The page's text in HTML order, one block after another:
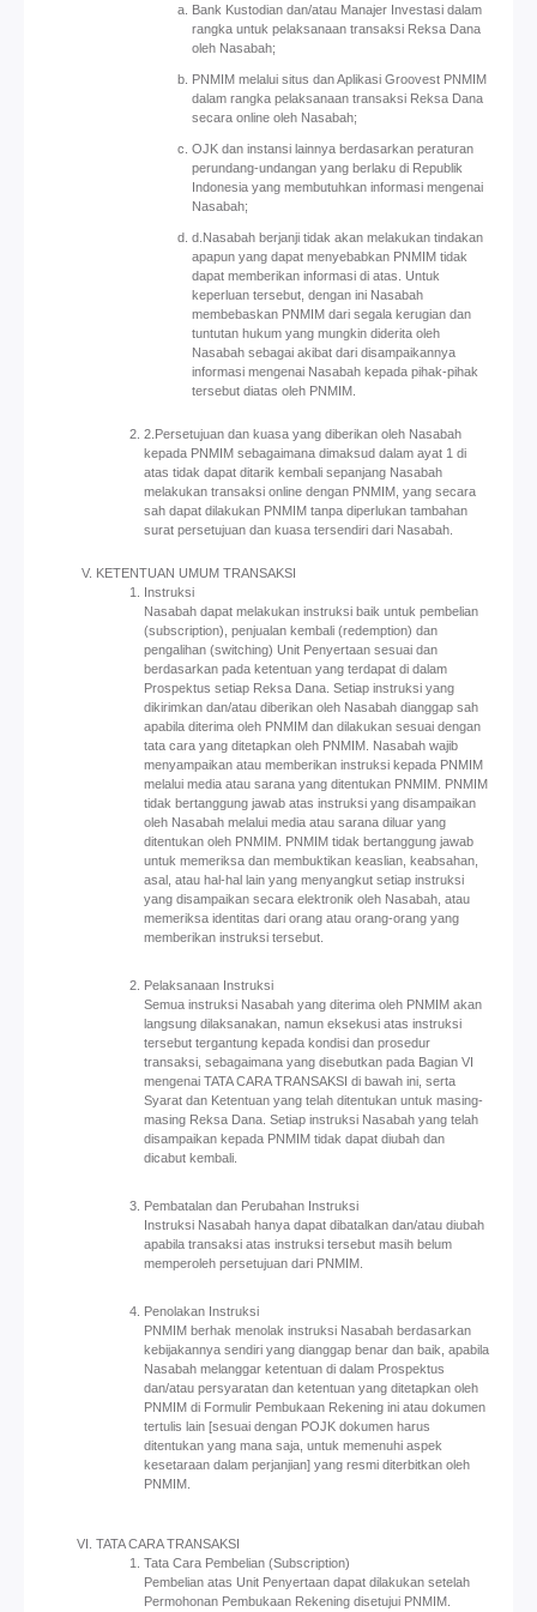
Bank Kustodian dan/atau Manajer Investasi dalam
rangka untuk pelaksanaan transaksi Reksa Dana
oleh Nasabah;
PNMIM melalui situs dan Aplikasi Groovest PNMIM
dalam rangka pelaksanaan transaksi Reksa Dana
secara online oleh Nasabah;
OJK dan instansi lainnya berdasarkan peraturan
perundang-undangan yang berlaku di Republik
Indonesia yang membutuhkan informasi mengenai
Nasabah;
d.Nasabah berjanji tidak akan melakukan tindakan
apapun yang dapat menyebabkan PNMIM tidak
dapat memberikan informasi di atas. Untuk
keperluan tersebut, dengan ini Nasabah
membebaskan PNMIM dari segala kerugian dan
tuntutan hukum yang mungkin diderita oleh
Nasabah sebagai akibat dari disampaikannya
informasi mengenai Nasabah kepada pihak-pihak
tersebut diatas oleh PNMIM.
2.Persetujuan dan kuasa yang diberikan oleh Nasabah
kepada PNMIM sebagaimana dimaksud dalam ayat 1 di
atas tidak dapat ditarik kembali sepanjang Nasabah
melakukan transaksi online dengan PNMIM, yang secara
sah dapat dilakukan PNMIM tanpa diperlukan tambahan
surat persetujuan dan kuasa tersendiri dari Nasabah.
KETENTUAN UMUM TRANSAKSI
Instruksi
Nasabah dapat melakukan instruksi baik untuk pembelian
(subscription), penjualan kembali (redemption) dan
pengalihan (switching) Unit Penyertaan sesuai dan
berdasarkan pada ketentuan yang terdapat di dalam
Prospektus setiap Reksa Dana. Setiap instruksi yang
dikirimkan dan/atau diberikan oleh Nasabah dianggap sah
apabila diterima oleh PNMIM dan dilakukan sesuai dengan
tata cara yang ditetapkan oleh PNMIM. Nasabah wajib
menyampaikan atau memberikan instruksi kepada PNMIM
melalui media atau sarana yang ditentukan PNMIM. PNMIM
tidak bertanggung jawab atas instruksi yang disampaikan
oleh Nasabah melalui media atau sarana diluar yang
ditentukan oleh PNMIM. PNMIM tidak bertanggung jawab
untuk memeriksa dan membuktikan keaslian, keabsahan,
asal, atau hal-hal lain yang menyangkut setiap instruksi
yang disampaikan secara elektronik oleh Nasabah, atau
memeriksa identitas dari orang atau orang-orang yang
memberikan instruksi tersebut.
Pelaksanaan Instruksi
Semua instruksi Nasabah yang diterima oleh PNMIM akan
langsung dilaksanakan, namun eksekusi atas instruksi
tersebut tergantung kepada kondisi dan prosedur
transaksi, sebagaimana yang disebutkan pada Bagian VI
mengenai TATA CARA TRANSAKSI di bawah ini, serta
Syarat dan Ketentuan yang telah ditentukan untuk masing-
masing Reksa Dana. Setiap instruksi Nasabah yang telah
disampaikan kepada PNMIM tidak dapat diubah dan
dicabut kembali.
Pembatalan dan Perubahan Instruksi
Instruksi Nasabah hanya dapat dibatalkan dan/atau diubah
apabila transaksi atas instruksi tersebut masih belum
memperoleh persetujuan dari PNMIM.
Penolakan Instruksi
PNMIM berhak menolak instruksi Nasabah berdasarkan
kebijakannya sendiri yang dianggap benar dan baik, apabila
Nasabah melanggar ketentuan di dalam Prospektus
dan/atau persyaratan dan ketentuan yang ditetapkan oleh
PNMIM di Formulir Pembukaan Rekening ini atau dokumen
tertulis lain [sesuai dengan POJK dokumen harus
ditentukan yang mana saja, untuk memenuhi aspek
kesetaraan dalam perjanjian] yang resmi diterbitkan oleh
PNMIM.
TATA CARA TRANSAKSI
Tata Cara Pembelian (Subscription)
Pembelian atas Unit Penyertaan dapat dilakukan setelah
Permohonan Pembukaan Rekening disetujui PNMIM.